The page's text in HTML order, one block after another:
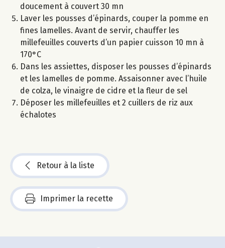
doucement à couvert 30 mn
Laver les pousses d’épinards, couper la pomme en
fines lamelles. Avant de servir, chauffer les
millefeuilles couverts d’un papier cuisson 10 mn à
170°C
Dans les assiettes, disposer les pousses d’épinards
et les lamelles de pomme. Assaisonner avec l’huile
de colza, le vinaigre de cidre et la fleur de sel
Déposer les millefeuilles et 2 cuillers de riz aux
échalotes
Retour à la liste
Imprimer la recette